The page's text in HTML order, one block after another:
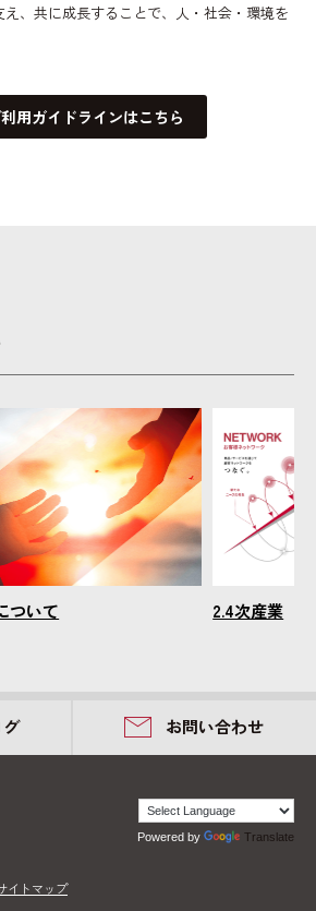
、共に成長することで、人・社会・環境を
用ガイドラインはこちら
ついて 2.4次産業
お問い合わせ
Powered by Translate
イトマップ